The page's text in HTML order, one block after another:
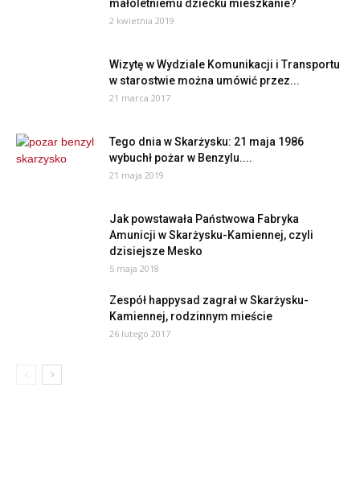
małoletniemu dziecku mieszkanie?
2 kwietnia 2019
Wizytę w Wydziale Komunikacji i Transportu
w starostwie można umówić przez...
21 marca 2017
Tego dnia w Skarżysku: 21 maja 1986
wybuchł pożar w Benzylu....
21 maja 2019
Jak powstawała Państwowa Fabryka
Amunicji w Skarżysku-Kamiennej, czyli
dzisiejsze Mesko
5 maja 2018
Zespół happysad zagrał w Skarżysku-
Kamiennej, rodzinnym mieście
26 lutego 2017